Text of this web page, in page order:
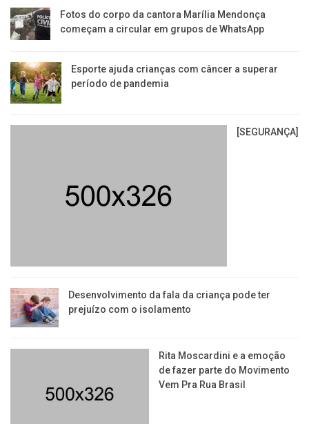
Fotos do corpo da cantora Marília Mendonça
começam a circular em grupos de WhatsApp
Esporte ajuda crianças com câncer a superar
período de pandemia
[SEGURANÇA]
Desenvolvimento da fala da criança pode ter
prejuízo com o isolamento
Rita Moscardini e a emoção
de fazer parte do Movimento
Vem Pra Rua Brasil